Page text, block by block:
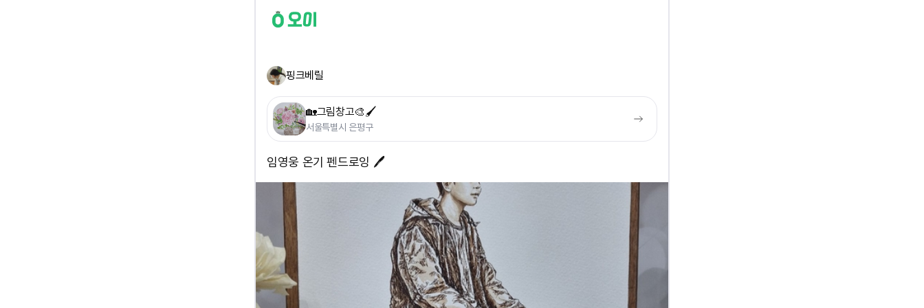
핑크베릴
🏡그림창고🎨🖌
서울특별시 은평구
임영웅 온기 펜드로잉 🖊